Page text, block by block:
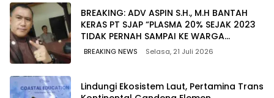
BREAKING: ADV ASPIN S.H., M.H BANTAH
KERAS PT SJAP “PLASMA 20% SEJAK 2023
TIDAK PERNAH SAMPAI KE WARGA
WAWOONE!
BREAKING NEWS Selasa, 21 Juli 2026
Lindungi Ekosistem Laut, Pertamina Trans